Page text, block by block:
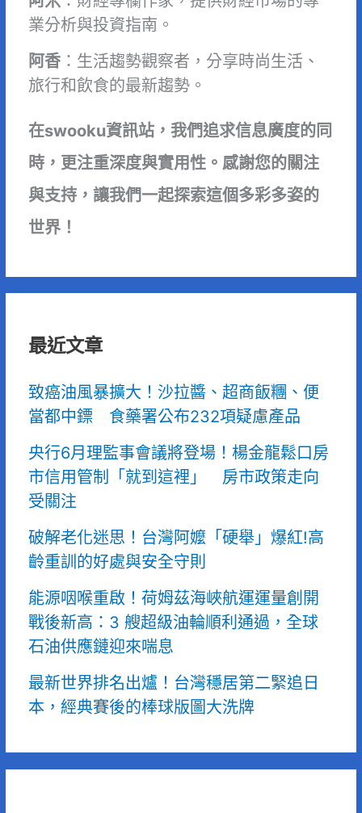
業分析與投資指南。
阿香：生活趨勢觀察者，分享時尚生活、
旅行和飲食的最新趨勢。
在swooku資訊站，我們追求信息廣度的同
時，更注重深度與實用性。感謝您的關注
與支持，讓我們一起探索這個多彩多姿的
世界！
最近文章
致癌油風暴擴大！沙拉醬、超商飯糰、便
當都中鏢 食藥署公布232項疑慮產品
央行6月理監事會議將登場！楊金龍鬆口房
市信用管制「就到這裡」 房市政策走向
受關注
破解老化迷思！台灣阿嬤「硬舉」爆紅!高
齡重訓的好處與安全守則
能源咽喉重啟！荷姆茲海峽航運運量創開
戰後新高：3 艘超級油輪順利通過，全球
石油供應鏈迎來喘息
最新世界排名出爐！台灣穩居第二緊追日
本，經典賽後的棒球版圖大洗牌